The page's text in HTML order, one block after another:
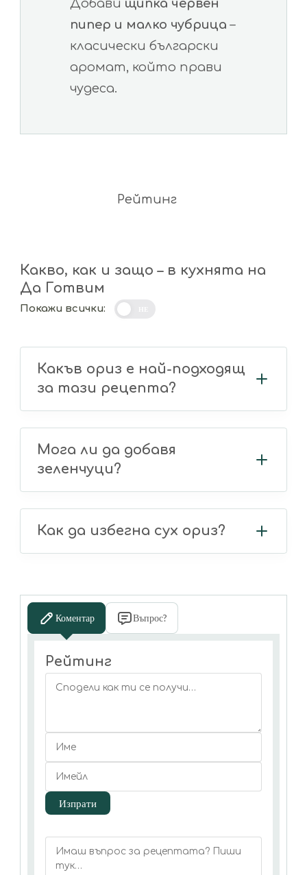
Добави щипка червен
пипер и малко чубрица –
класически български
аромат, който прави
чудеса.
Рейтинг
Какво, как и защо – в кухнята на
Да Готвим
Покажи всички:
Какъв ориз е най-подходящ
за тази рецепта?
Мога ли да добавя
зеленчуци?
Как да избегна сух ориз?
Коментар Въпрос?
Рейтинг